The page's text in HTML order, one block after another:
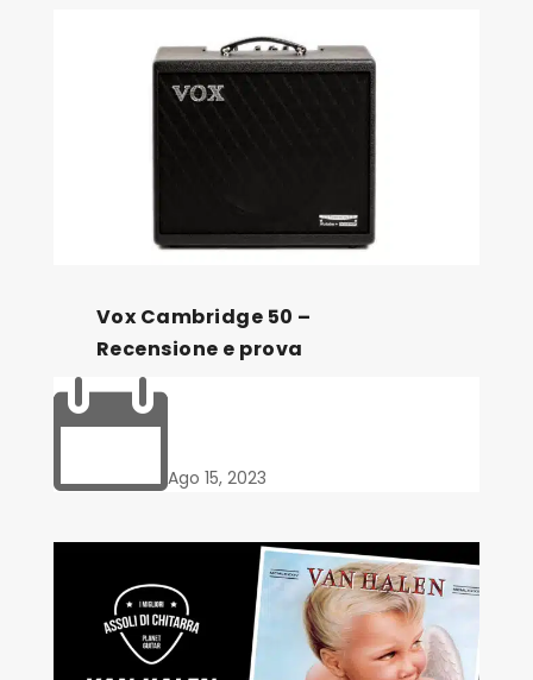
Vox Cambridge 50 –
Recensione e prova
Ago 15, 2023